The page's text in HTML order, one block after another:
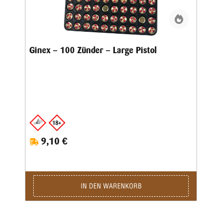
Ginex – 100 Zünder – Large Pistol
9,10 €
IN DEN WARENKORB